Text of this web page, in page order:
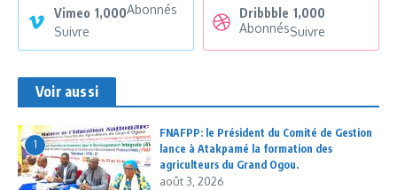
Vimeo 1,000Abonnés
Suivre
Dribbble 1,000
AbonnésSuivre
Voir aussi
1
FNAFPP: le Président du Comité de Gestion
lance à Atakpamé la formation des
agriculteurs du Grand Ogou.
août 3, 2026